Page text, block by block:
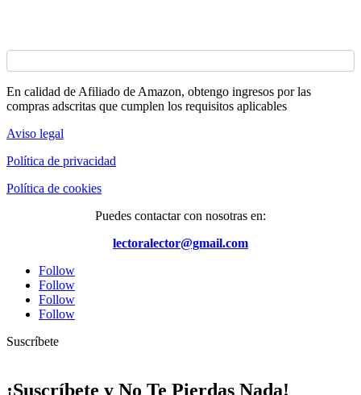
En calidad de Afiliado de Amazon, obtengo ingresos por las
compras adscritas que cumplen los requisitos aplicables
Aviso legal
Política de privacidad
Política de cookies
Puedes contactar con nosotras en:
lectoralector@gmail.com
Follow
Follow
Follow
Follow
Suscríbete
¡Suscríbete y No Te Pierdas Nada!